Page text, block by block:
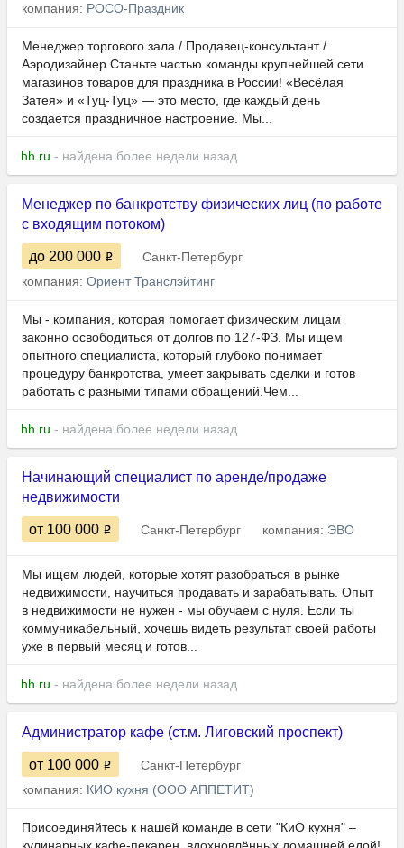
компания: РОСО-Праздник
Менеджер торгового зала / Продавец-консультант /
Аэродизайнер Станьте частью команды крупнейшей сети
магазинов товаров для праздника в России! «Весёлая
Затея» и «Туц-Туц» — это место, где каждый день
создается праздничное настроение. Мы...
hh.ru - найдена более недели назад
Менеджер по банкротству физических лиц (по работе
с входящим потоком)
до 200 000
Санкт-Петербург
компания: Ориент Транслэйтинг
Мы - компания, которая помогает физическим лицам
законно освободиться от долгов по 127-ФЗ. Мы ищем
опытного специалиста, который глубоко понимает
процедуру банкротства, умеет закрывать сделки и готов
работать с разными типами обращений.Чем...
hh.ru - найдена более недели назад
Начинающий специалист по аренде/продаже
недвижимости
от 100 000 Санкт-Петербург компания: ЭВО
Мы ищем людей, которые хотят разобраться в рынке
недвижимости, научиться продавать и зарабатывать. Опыт
в недвижимости не нужен - мы обучаем с нуля. Если ты
коммуникабельный, хочешь видеть результат своей работы
уже в первый месяц и готов...
hh.ru - найдена более недели назад
Администратор кафе (ст.м. Лиговский проспект)
от 100 000
Санкт-Петербург
компания: КИО кухня (ООО АППЕТИТ)
Присоединяйтесь к нашей команде в сети "КиО кухня" –